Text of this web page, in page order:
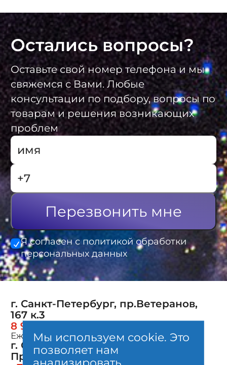
Остались вопросы?
Оставьте свой номер телефона и мы
свяжемся с Вами. Любые
консультации по подбору, вопросы по
товарам и решения возникающих
проблем
Перезвонить мне
Я согласен с политикой обработки
персональных данных
г. Санкт-Петербург, пр.Ветеранов,
167 к.3
8 960 261-78-60
Ежедневно с 11 до 21
г. Санкт-Петербург, Кудрово, ул.
Пражская 6 к.1
Главная
Фейерверки
О компании
Мы используем cookie. Это
позволяет нам